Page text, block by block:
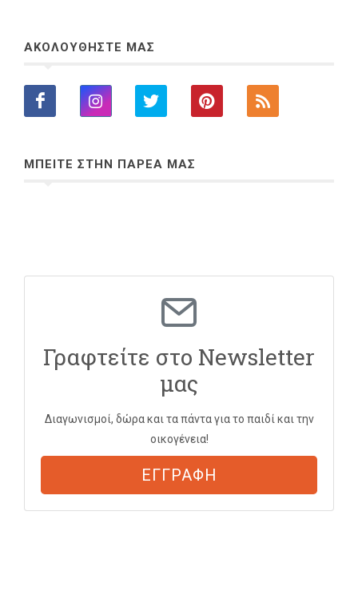
ΑΚΟΛΟΥΘΗΣΤΕ ΜΑΣ
ΜΠΕΙΤΕ ΣΤΗΝ ΠΑΡΕΑ ΜΑΣ
Γραφτείτε στο Newsletter
μας
Διαγωνισμοί, δώρα και τα πάντα για το παιδί και την
οικογένεια!
ΕΓΓΡΑΦΗ